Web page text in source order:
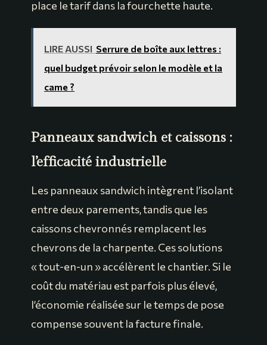
place le tarif dans la fourchette haute.
LIRE AUSSI Serrure de boîte aux lettres :
quel budget prévoir selon le modèle et la
came ?
Panneaux sandwich et caissons :
l’efficacité industrielle
Les panneaux sandwich intègrent l’isolant
entre deux parements, tandis que les
caissons chevronnés remplacent les
chevrons de la charpente. Ces solutions
« tout-en-un » accélèrent le chantier. Si le
coût du matériau est parfois plus élevé,
l’économie réalisée sur le temps de pose
compense souvent la facture finale.